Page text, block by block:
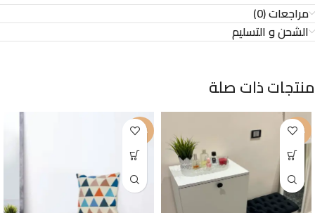
مراجعات (0)
الشحن و التسليم
منتجات ذات صلة
-15%
-30%